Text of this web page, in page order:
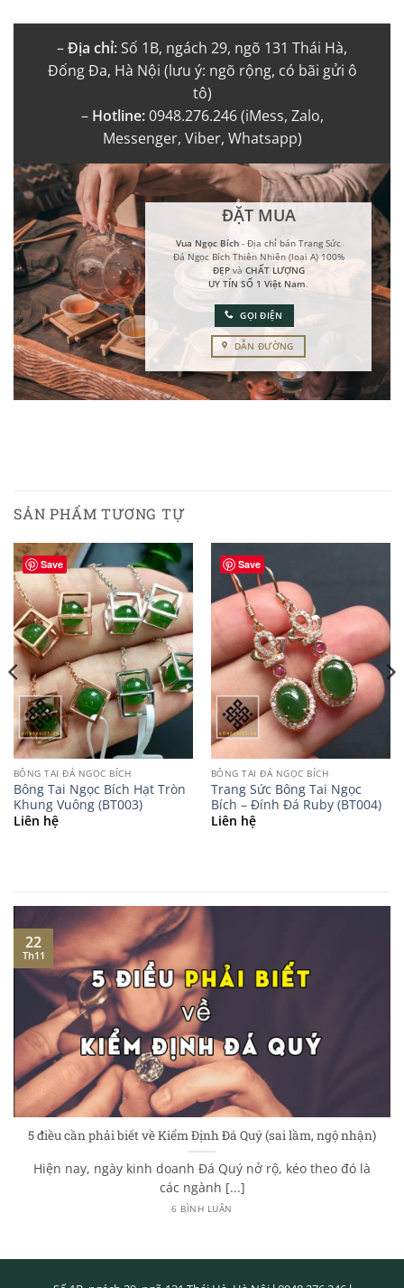
–Địa chỉ:Số 1B, ngách 29, ngõ 131 Thái Hà,
Đống Đa, Hà Nội (lưu ý: ngõ rộng, có bãi gửi ô
tô)
– Hotline:0948.276.246 (iMess, Zalo,
Messenger, Viber, Whatsapp)
ĐẶT MUA
Vua Ngọc Bích - Địa chỉ bán Trang Sức
Đá Ngọc Bích Thiên Nhiên (loại A) 100%
ĐẸPvà CHẤT LƯỢNG
UY TÍN SỐ 1 Việt Nam.
GỌI ĐIỆN
DẪN ĐƯỜNG
SẢN PHẨM TƯƠNG TỰ
Save
BÔNG TAI ĐÁ NGỌC BÍCH
Bông Tai Ngọc Bích Hạt Tròn
Khung Vuông (BT003)
Liên hệ
Save
BÔNG TAI ĐÁ NGỌC BÍCH
Trang Sức Bông Tai Ngọc
Bích – Đính Đá Ruby (BT004)
Liên hệ
5 điều cần phải biết về Kiểm Định Đá Quý (sai lầm, ngộ nhận)
Hiện nay, ngày kinh doanh Đá Quý nở rộ, kéo theo đó là
các ngành [...]
6 BÌNH LUẬN
22
Th11